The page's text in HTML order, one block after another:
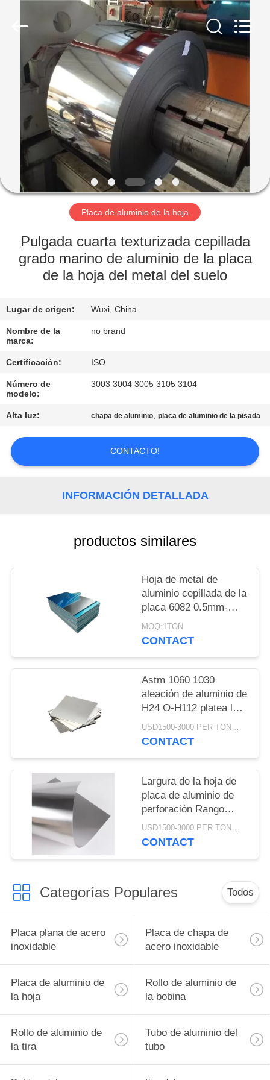
EN
CASA
PRODUCTOS
LOS
VÍDEOS
NOSOTROS
RECORRIDO
LA
FÁBRICA
DE
CALIDAD
CONTACTA
CON
NOSOTROS
CITA
MAPA
POLICY
STEEL
Placa de aluminio de la hoja
Pulgada cuarta texturizada cepillada
grado marino de aluminio de la placa
de la hoja del metal del suelo
Lugar de origen: Wuxi, China
Nombre de la
marca:
no brand
Certificación: ISO
Número de
modelo:
3003 3004 3005 3105 3104
Alta luz: chapa de aluminio,placa de aluminio de la pisada
CONTACTO!
INFORMACIÓN DETALLADA
productos similares
Hoja de metal de
aluminio cepillada de la
placa 6082 0.5mm-
150m m 1 tonelada
MOQ
MOQ:1TON
CONTACT
Astm 1060 1030
aleación de aluminio de
H24 O-H112 platea la
pureza elevada gruesa
4x8 de 100m m
USD1500-3000 PER TON MOQ:1Ton
CONTACT
Largura de la hoja de
placa de aluminio de
perforación Rango
1000mm-2000mm
Disponible
USD1500-3000 PER TON MOQ:1TON
CONTACT
Categorías Populares Todos
Placa plana de acero
inoxidable
Placa de chapa de
acero inoxidable
Placa de aluminio de
la hoja
Rollo de aluminio de
la bobina
Rollo de aluminio de
la tira
Tubo de aluminio del
tubo